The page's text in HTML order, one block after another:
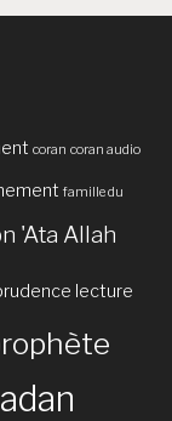
coran coran audio
famille du
'Ata Allah
lecture